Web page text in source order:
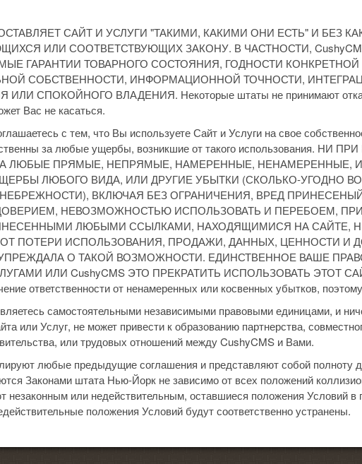
САЙТ И УСЛУГИ "ТАКИМИ, КАКИМИ ОНИ ЕСТЬ" И БЕЗ
ИЛИ СООТВЕТСТВУЮЩИХ ЗАКОНУ. В ЧАСТНОСТИ,
ГАРАНТИИ ТОВАРНОГО СОСТОЯНИЯ, ГОДНОСТИ
СОБСТВЕННОСТИ, ИНФОРМАЦИОННОЙ ТОЧНОСТИ,
СПОКОЙНОГО ВЛАДЕНИЯ. Некоторые штаты не принимают отказ
Вас не касаться.
с тем, что Вы используете Сайт и Услуги на свое
за любые ущербы, возникшие от такого использования.
ЛЮБЫЕ ПРЯМЫЕ, НЕПРЯМЫЕ, НАМЕРЕННЫЕ, НЕНАМЕРЕННЫЕ,
ЛЮБОГО ВИДА, ИЛИ ДРУГИЕ УБЫТКИ (СКОЛЬКО-УГОДНО
ВКЛЮЧАЯ БЕЗ ОГРАНИЧЕНИЯ, ВРЕД
НЕВОЗМОЖНОСТЬЮ ИСПОЛЬЗОВАТЬ И ПЕРЕБОЕМ,
ЛЮБЫМИ ССЫЛКАМИ, НАХОДЯЩИМИСЯ НА САЙТЕ,
ПОТЕРИ ИСПОЛЬЗОВАНИЯ, ПРОДАЖИ, ДАННЫХ, ЦЕННОСТИ И
О ТАКОЙ ВОЗМОЖНОСТИ. ЕДИНСТВЕННОЕ ВАШЕ
ИЛИ CushyCMS ЭТО ПРЕКРАТИТЬ ИСПОЛЬЗОВАТЬ ЭТОТ
ответственности от ненамеренных или косвенных убытков,
самостоятельными независимыми правовыми единицами, и
или Услуг, не может привести к образованию партнерства,
или трудовых отношений между CushyCMS и Вами.
любые предыдущие соглашения и представляют собой полноту
Законами штата Нью-Йорк не зависимо от всех положений
незаконным или недействительным, оставшиеся положения Условий
положения Условий будут соответственно устранены.